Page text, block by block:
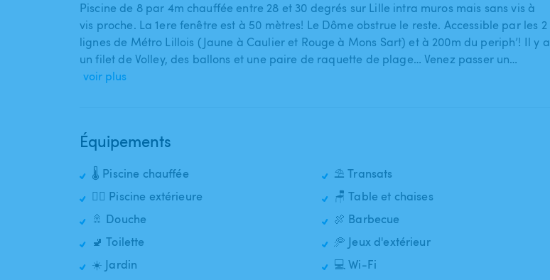
Piscine de 8 par 4m chauffée entre 28 et 30 degrés sur Lille intra muros mais sans vis à
vis proche. La 1ere fenêtre est à 50 mètres! Le Dôme obstrue le reste. Accessible par les 2
lignes de Métro Lillois (Jaune à Caulier et Rouge à Mons Sart) et à 200m du periph’! Il y a
un filet de Volley​,​ des ballons et une paire de raquette de plage… Venez passer un…
voir plus
Équipements
🌡️ Piscine chauffée
🏊‍♂️ Piscine extérieure
🚿 Douche
🚽 Toilette
☀️ Jardin
⛱️ Transats
🪑 Table et chaises
🍖 Barbecue
🥏 Jeux d'extérieur
💻 Wi-Fi